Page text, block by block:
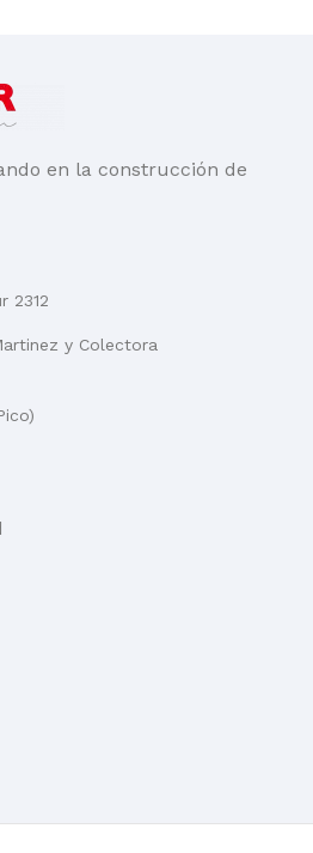
en la construcción de
2312
y Colectora